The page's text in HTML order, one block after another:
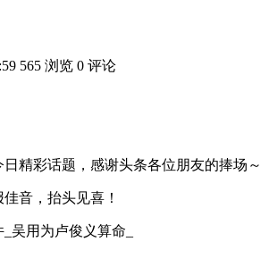
565 浏览 0 评论
精彩话题，感谢头条各位朋友的捧场～
音，抬头见喜！